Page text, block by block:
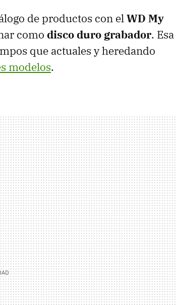
de productos con elWD My
como disco duro grabador. Esa
que actuales y heredando
modelos.